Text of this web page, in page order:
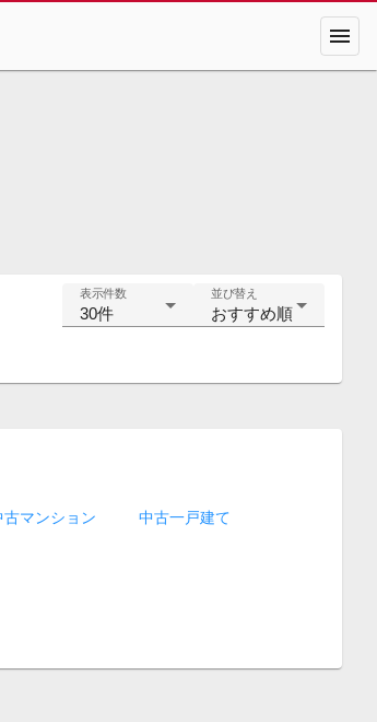
menu
表示件数
30件
並び替え
おすすめ順
古マンション 中古一戸建て